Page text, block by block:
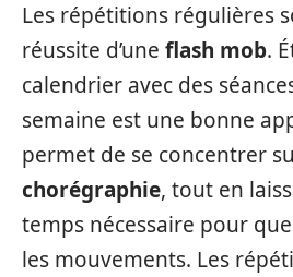
Les répétitions régulières
réussite d’une flash mob.
calendrier avec des
semaine est une bonne
permet de se concentrer
chorégraphie, tout en
temps nécessaire pour
les mouvements. Les